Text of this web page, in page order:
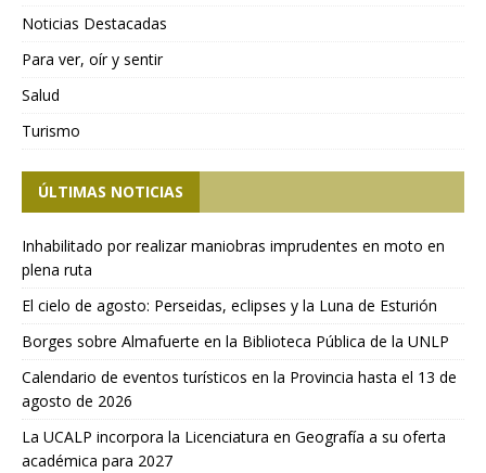
Noticias Destacadas
Para ver, oír y sentir
Salud
Turismo
ÚLTIMAS NOTICIAS
Inhabilitado por realizar maniobras imprudentes en moto en
plena ruta
El cielo de agosto: Perseidas, eclipses y la Luna de Esturión
Borges sobre Almafuerte en la Biblioteca Pública de la UNLP
Calendario de eventos turísticos en la Provincia hasta el 13 de
agosto de 2026
La UCALP incorpora la Licenciatura en Geografía a su oferta
académica para 2027